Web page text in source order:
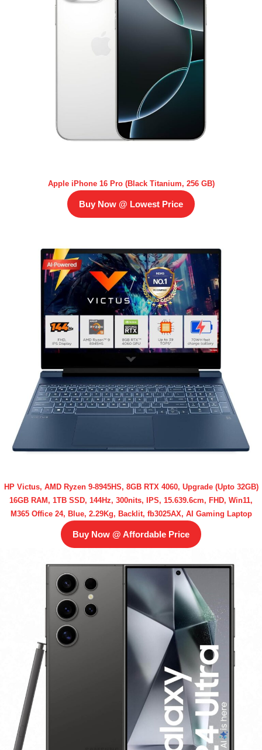
Apple iPhone 16 Pro (Black Titanium, 256 GB)
Buy Now @ Lowest Price
HP Victus, AMD Ryzen 9-8945HS, 8GB RTX 4060, Upgrade (Upto 32GB)
16GB RAM, 1TB SSD, 144Hz, 300nits, IPS, 15.639.6cm, FHD, Win11,
M365 Office 24, Blue, 2.29Kg, Backlit, fb3025AX, AI Gaming Laptop
Buy Now @ Affordable Price